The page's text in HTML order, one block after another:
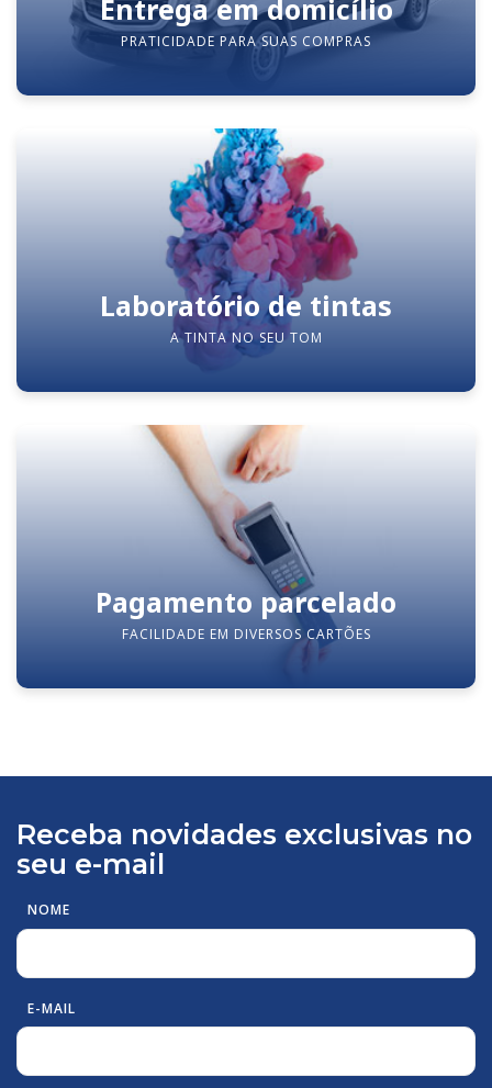
Entrega em domicílio
PRATICIDADE PARA SUAS COMPRAS
Laboratório de tintas
A TINTA NO SEU TOM
Pagamento parcelado
FACILIDADE EM DIVERSOS CARTÕES
Receba novidades exclusivas no
seu e-mail
NOME
E-MAIL